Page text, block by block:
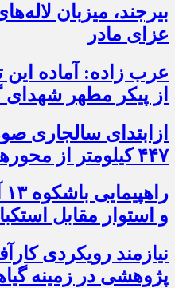
بیرجند، میزبان
عزای مادر
عرب زاده: آماده این
از پیکر مطهر شهدای
ازابتدای
۴۴۷ کیلومتر از محورهای خراسان جنوبی
و استوار مقابل
نیازمند رویکردی
پژوهشی در زمینه